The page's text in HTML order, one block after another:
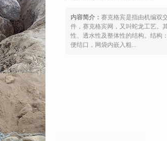
内容简介： 赛克格宾是指由机编双
件，赛克格宾网，又叫蛇龙工艺。
性、透水性及整体性的结构。结构
便结口，网袋内嵌入粗...